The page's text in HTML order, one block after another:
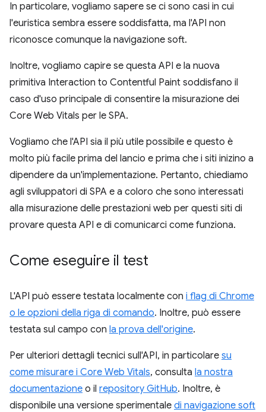
In particolare, vogliamo sapere se ci sono casi in cui
l'euristica sembra essere soddisfatta, ma l'API non
riconosce comunque la navigazione soft.
Inoltre, vogliamo capire se questa API e la nuova
primitiva Interaction to Contentful Paint soddisfano il
caso d'uso principale di consentire la misurazione dei
Core Web Vitals per le SPA.
Vogliamo che l'API sia il più utile possibile e questo è
molto più facile prima del lancio e prima che i siti inizino a
dipendere da un'implementazione. Pertanto, chiediamo
agli sviluppatori di SPA e a coloro che sono interessati
alla misurazione delle prestazioni web per questi siti di
provare questa API e di comunicarci come funziona.
Come eseguire il test
L'API può essere testata localmente con i flag di Chrome
o le opzioni della riga di comando. Inoltre, può essere
testata sul campo con la prova dell'origine.
Per ulteriori dettagli tecnici sull'API, in particolare su
come misurare i Core Web Vitals, consulta la nostra
documentazione o il repository GitHub. Inoltre, è
disponibile una versione sperimentale di navigazione soft